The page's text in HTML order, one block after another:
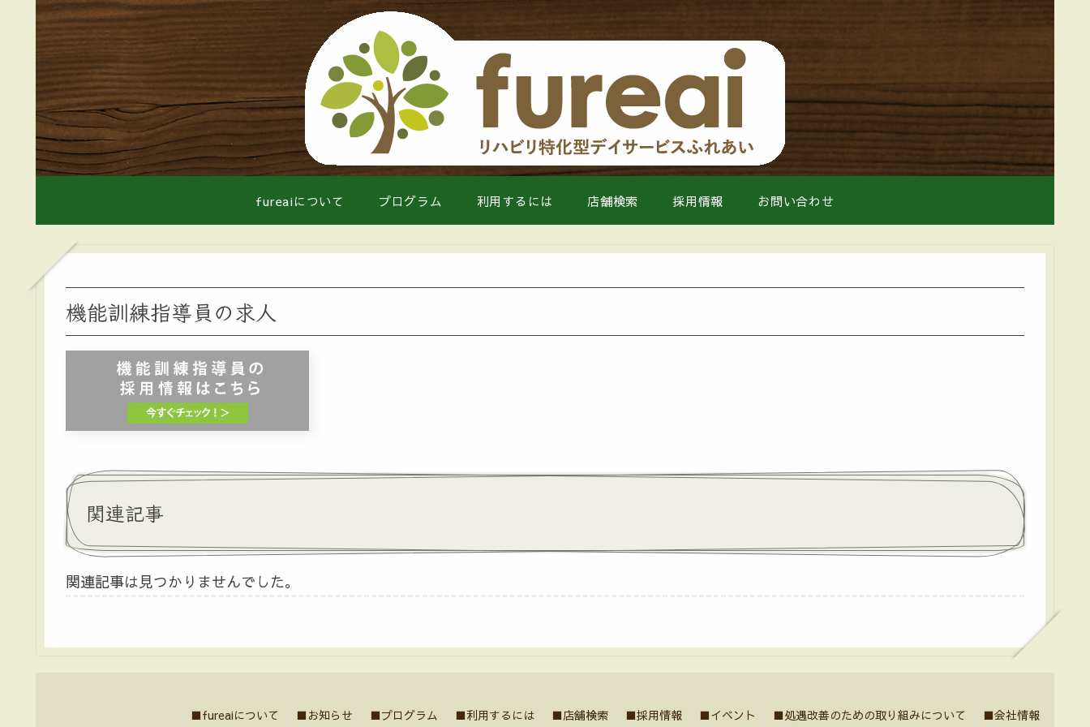
fureaiについて プログラム 利用するには 店舗検索 採用情報 お問い合わせ
機能訓練指導員の求人
関連記事
関連記事は見つかりませんでした。
■fureaiについて ■お知らせ ■プログラム ■利用するには ■店舗検索 ■採用情報 ■イベント ■処遇改善のための取り組みについて ■会社情報